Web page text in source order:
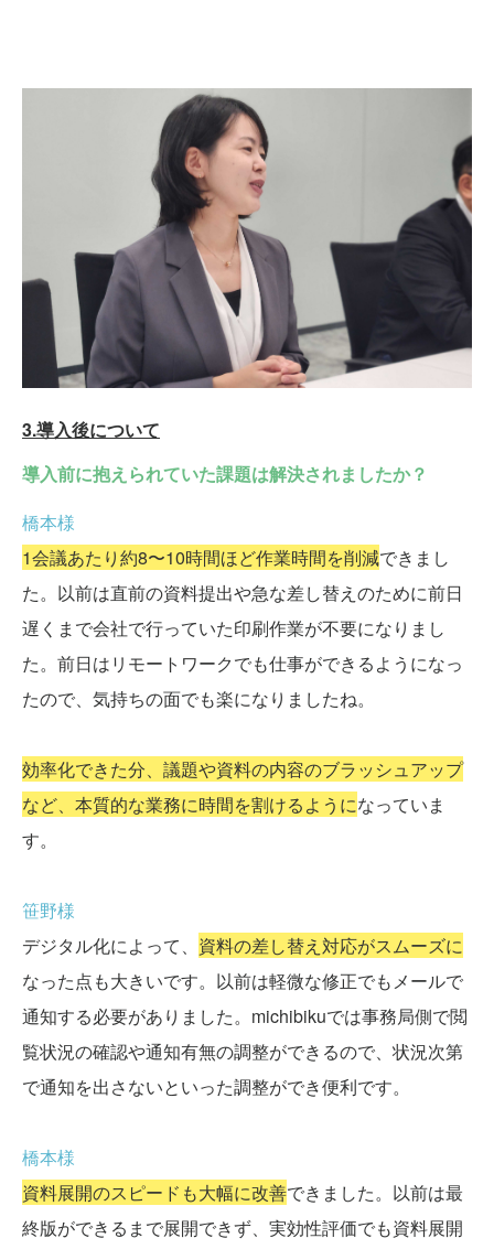
3.導入後について
導入前に抱えられていた課題は解決されましたか？
橋本様
1会議あたり約8〜10時間ほど作業時間を削減できまし
た。以前は直前の資料提出や急な差し替えのために前日
遅くまで会社で行っていた印刷作業が不要になりまし
た。前日はリモートワークでも仕事ができるようになっ
たので、気持ちの面でも楽になりましたね。
効率化できた分、議題や資料の内容のブラッシュアップ
など、本質的な業務に時間を割けるようになっていま
す。
笹野様
デジタル化によって、 資料の差し替え対応がスムーズに
なった点も大きいです。以前は軽微な修正でもメールで
通知する必要がありました。michibikuでは事務局側で閲
覧状況の確認や通知有無の調整ができるので、状況次第
で通知を出さないといった調整ができ便利です。
橋本様
資料展開のスピードも大幅に改善できました。以前は最
終版ができるまで展開できず、実効性評価でも資料展開